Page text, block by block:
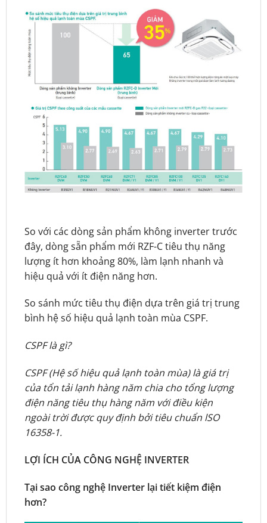
So với các dòng sản phẩm không inverter trước
đây, dòng sẵn phẩm mới RZF-C tiêu thụ năng
lượng ít hơn khoảng 80%, làm lạnh nhanh và
hiệu quả với ít điện năng hơn.
So sánh mức tiêu thụ điện dựa trên giá trị trung
bình hệ số hiệu quả lạnh toàn mùa CSPF.
CSPF là gì?
CSPF (Hệ số hiệu quả lạnh toàn mùa) là giá trị
của tổn tải lạnh hàng năm chia cho tổng lượng
điện năng tiêu thụ hàng năm với điều kiện
ngoài trời được quy định bởi tiêu chuẩn lSO
16358-1.
LỢI ÍCH CỦA CÔNG NGHỆ INVERTER
Tại sao công nghệ Inverter lại tiết kiệm điện
hơn?